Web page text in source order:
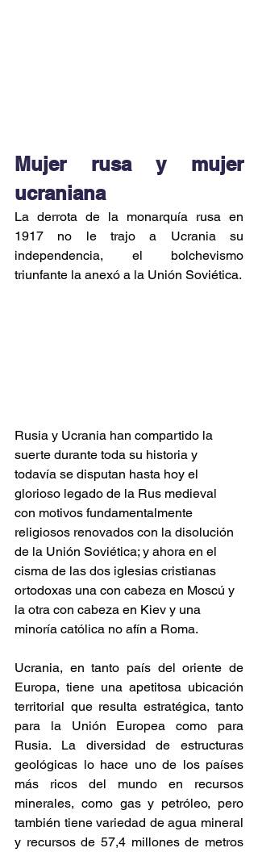
Mujer rusa y mujer
ucraniana
La derrota de la monarquía rusa en
1917 no le trajo a Ucrania su
independencia, el bolchevismo
triunfante la anexó a la Unión Soviética.
Rusia y Ucrania han compartido la
suerte durante toda su historia y
todavía se disputan hasta hoy el
glorioso legado de la Rus medieval
con motivos fundamentalmente
religiosos renovados con la disolución
de la Unión Soviética; y ahora en el
cisma de las dos iglesias cristianas
ortodoxas una con cabeza en Moscú y
la otra con cabeza en Kiev y una
minoría católica no afín a Roma.
Ucrania, en tanto país del oriente de
Europa, tiene una apetitosa ubicación
territorial que resulta estratégica, tanto
para la Unión Europea como para
Rusia. La diversidad de estructuras
geológicas lo hace uno de los países
más ricos del mundo en recursos
minerales, como gas y petróleo, pero
también tiene variedad de agua mineral
y recursos de 57,4 millones de metros